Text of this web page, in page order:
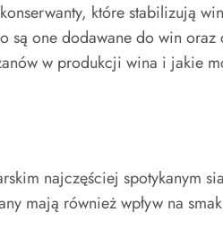
które stabilizują
one dodawane do win
w produkcji wina i jakie
najczęściej spotykanym
mają również wpływ na